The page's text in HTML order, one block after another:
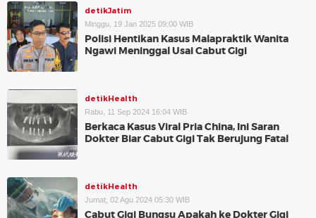
detikJatim
Minggu, 19 Jan 2025 09:00 WIB
Polisi Hentikan Kasus Malapraktik Wanita
Ngawi Meninggal Usai Cabut Gigi
detikHealth
Rabu, 11 Sep 2024 16:04 WIB
Berkaca Kasus Viral Pria China, Ini Saran
Dokter Biar Cabut Gigi Tak Berujung Fatal
detikHealth
Jumat, 02 Agu 2024 05:30 WIB
Cabut Gigi Bungsu Apakah ke Dokter Gigi